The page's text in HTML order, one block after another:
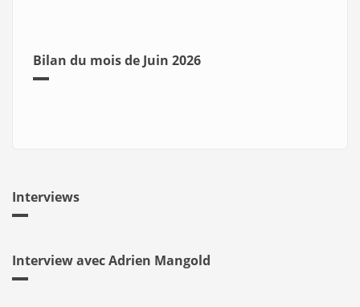
Bilan du mois de Juin 2026
Interviews
Interview avec Adrien Mangold